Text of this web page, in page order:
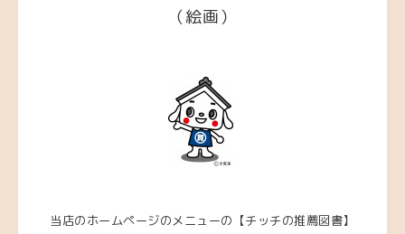
（絵画）
当店のホームページのメニューの【チッチの推薦図書】